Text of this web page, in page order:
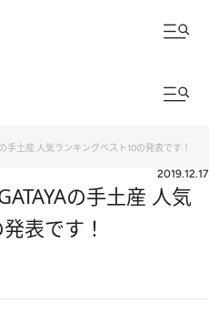
土産 人気ランキングベスト10の発表です！
2019.12.17
の手土産 人気
表です！